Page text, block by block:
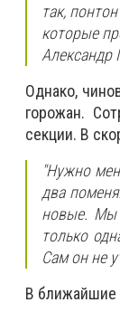
так,
которые
Александр
Однако,
горожан.
секции. В
"Нужно
два
новые. Мы
только
Сам он не
В ближайшие